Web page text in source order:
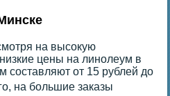
на высокую
цены на линолеум в
составляют от 15 рублей до
на большие заказы